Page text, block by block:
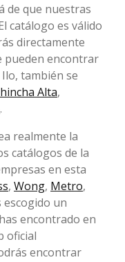
de que nuestras
catálogo es válido
directamente
pueden encontrar
también se
Alta,
.
realmente la
catálogos de la
en esta
, Wong, Metro,
escogido un
encontrado en
oficial
encontrar